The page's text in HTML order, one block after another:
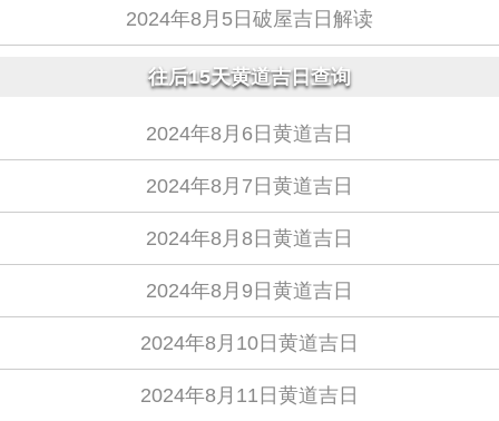
2024年8月5日破屋吉日解读
往后15天黄道吉日查询
2024年8月6日黄道吉日
2024年8月7日黄道吉日
2024年8月8日黄道吉日
2024年8月9日黄道吉日
2024年8月10日黄道吉日
2024年8月11日黄道吉日